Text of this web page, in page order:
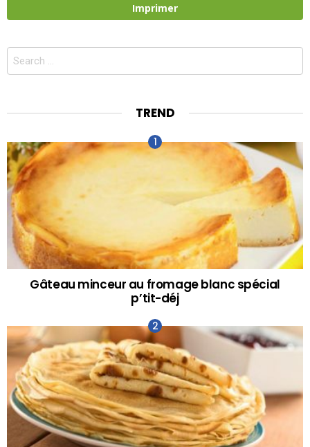
Imprimer
Search
TREND
Gâteau minceur au fromage blanc spécial
p’tit-déj